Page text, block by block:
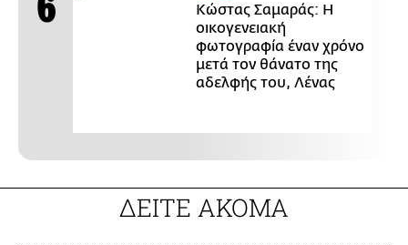
Κώστας Σαμαράς: Η
οικογενειακή
φωτογραφία έναν χρόνο
μετά τον θάνατο της
αδελφής του, Λένας
ΔΕΙΤΕ ΑΚΟΜΑ